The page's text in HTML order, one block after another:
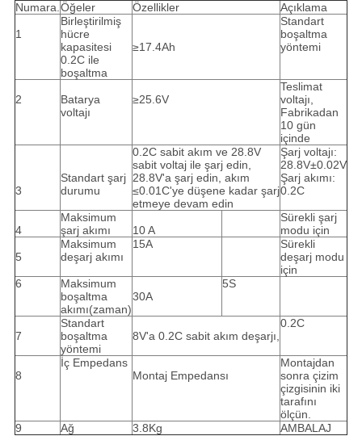
Numara.Öğeler Özellikler Açıklama
1
Birleştirilmiş
hücre
kapasitesi
0.2C ile
boşaltma
≥17.4Ah
Standart
boşaltma
yöntemi
2
Batarya
voltajı
≥25.6V
Teslimat
voltajı,
Fabrikadan
10 gün
içinde
3
Standart şarj
durumu
0.2C sabit akım ve 28.8V
sabit voltaj ile şarj edin,
28.8V'a şarj edin, akım
≤0.01C'ye düşene kadar şarj
etmeye devam edin
Şarj voltajı:
28.8V±0.02V
Şarj akımı:
0.2C
4
Maksimum
şarj akımı
10 A
Sürekli şarj
modu için
5
Maksimum
deşarj akımı
15A
Sürekli
deşarj modu
için
6
Maksimum
boşaltma
akımı(zaman)
30A
5S
7
Standart
boşaltma
yöntemi
8V'a 0.2C sabit akım deşarjı,
0.2C
8
İç Empedans
Montaj Empedansı
Montajdan
sonra çizim
çizgisinin iki
tarafını
ölçün.
9
Ağ 3.8Kg AMBALAJ